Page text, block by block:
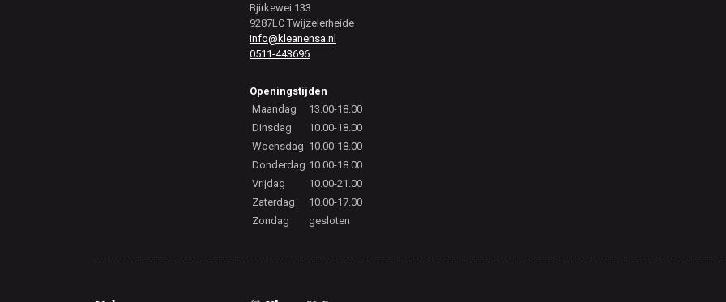
Bjirkewei 133
9287LC Twijzelerheide
info@kleanensa.nl
0511-443696
Openingstijden
Maandag
13.00-18.00
Dinsdag
10.00-18.00
Woensdag 10.00-18.00
Donderdag 10.00-18.00
Vrijdag
10.00-21.00
Zaterdag
10.00-17.00
Zondag
gesloten